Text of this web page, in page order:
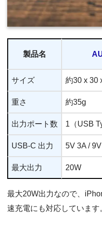
製品名
サイズ 約30 x 30
重さ 約35g
出力ポート数 1（USB
USB-C 出力 5V 3A /
最大出力 20W
最大20W出力なので、
速充電にも対応しています